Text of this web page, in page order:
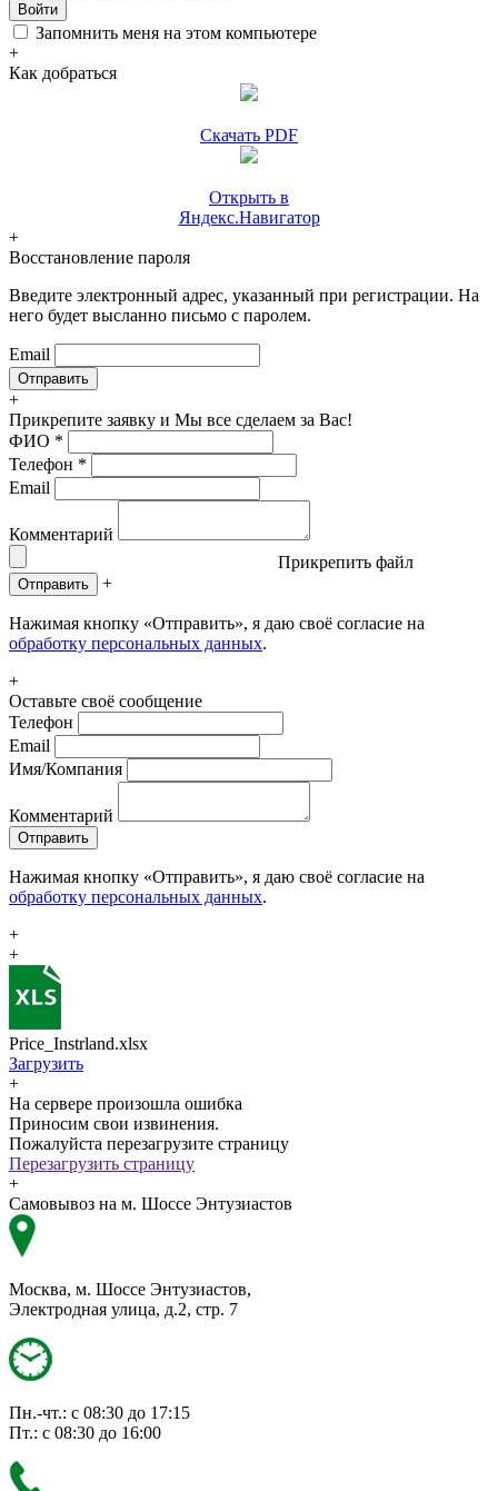
Войти
Запомнить меня на этом компьютере
+
Как добраться
Скачать PDF
Открыть в
Яндекс.Навигатор
+
Восстановление пароля
Введите электронный адрес, указанный при регистрации. На
него будет высланно письмо с паролем.
Email
+
Прикрепите заявку и Мы все сделаем за Вас!
ФИО *
Телефон *
Email
Комментарий
Прикрепить файл
Отправить +
Нажимая кнопку «Отправить», я даю своё согласие на
обработку персональных данных.
+
Оставьте своё сообщение
Телефон
Email
Имя/Компания
Комментарий
Отправить
Нажимая кнопку «Отправить», я даю своё согласие на
обработку персональных данных.
+
+
Price_Instrland.xlsx
Загрузить
+
На сервере произошла ошибка
Приносим свои извинения.
Пожалуйста перезагрузите страницу
Перезагрузить страницу
+
Самовывоз на м. Шоссе Энтузиастов
Москва, м. Шоссе Энтузиастов,
Электродная улица, д.2, стр. 7
Пн.-чт.: с 08:30 до 17:15
Пт.: с 08:30 до 16:00